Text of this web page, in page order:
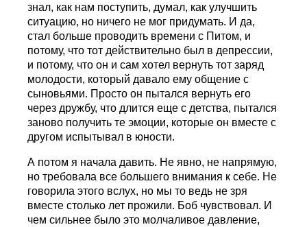
знал, как нам поступить, думал, как улучшить
ситуацию, но ничего не мог придумать. И да,
стал больше проводить времени с Питом, и
потому, что тот действительно был в депрессии,
и потому, что он и сам хотел вернуть тот заряд
молодости, который давало ему общение с
сыновьями. Просто он пытался вернуть его
через дружбу, что длится еще с детства, пытался
заново получить те эмоции, которые он вместе с
другом испытывал в юности.
А потом я начала давить. Не явно, не напрямую,
но требовала все большего внимания к себе. Не
говорила этого вслух, но мы то ведь не зря
вместе столько лет прожили. Боб чувствовал. И
чем сильнее было это молчаливое давление,